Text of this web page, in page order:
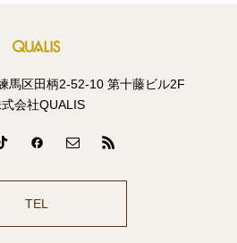
馬区田柄2-52-10 第十藤ビル2F
会社QUALIS
TEL